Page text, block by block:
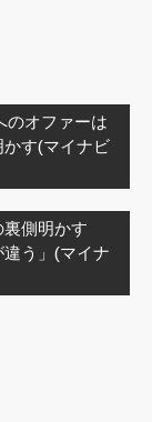
のオファーは
す(マイナビ
裏側明かす
う」(マイナ